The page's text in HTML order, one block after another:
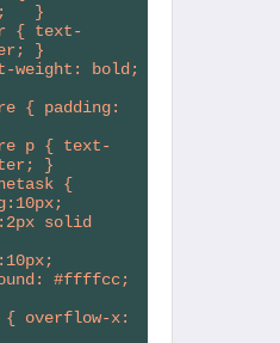
}
}
}
{
#ffffcc;